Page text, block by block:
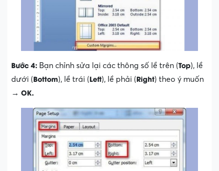
Bước 4: Bạn chỉnh sửa lại các thông số lề trên (Top), lề
dưới (Bottom), lề trái (Left), lề phải (Right) theo ý muốn
→ OK.